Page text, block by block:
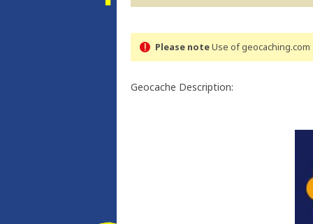
Please noteUse of
Geocache Description: